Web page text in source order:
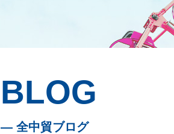
BLOG
— 全中貿ブログ